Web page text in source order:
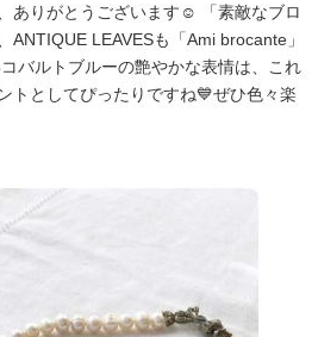
ありがとうございます☺️ 「素敵なブロ
ANTIQUE LEAVESも「Ami brocante」
バルトブルーの艶やかな表情は、これ
トとしてぴったりですね💙ぜひ色々楽